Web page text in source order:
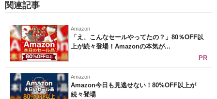
関連記事
Amazon
「え、こんなセールやってたの？」80％OFF以
上が続々登場！Amazonの本気が...
PR
Amazon
Amazon今日も見逃せない！80%OFF以上が
続々登場